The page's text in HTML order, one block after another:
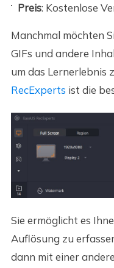
Preis: Kostenlose
Manchmal möchten
GIFs und andere
um das Lernerlebnis
RecExperts ist die
Sie ermöglicht es
Auflösung zu
dann mit einer